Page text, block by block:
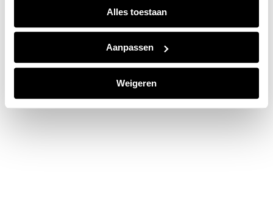
Alles toestaan
Aanpassen
Weigeren